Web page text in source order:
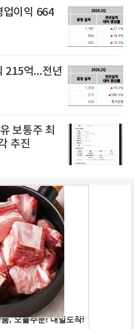
업이익 664
215억...전년
보통주 최
추진